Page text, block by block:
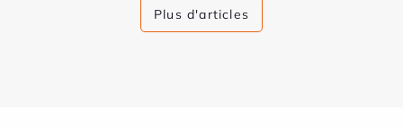
Plus d'articles